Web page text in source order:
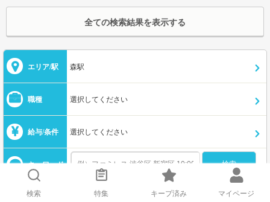
全ての検索結果を表示する
エリア/駅 森駅
職種 選択してください
給与/条件 選択してください
キーワード
この条件を保存する メールで新着を受け取る
検索 特集 キープ済み マイページ